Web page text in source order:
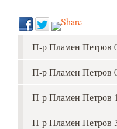
П-р Пламен Петров
П-р Пламен Петров
П-р Пламен Петров
П-р Пламен Петров